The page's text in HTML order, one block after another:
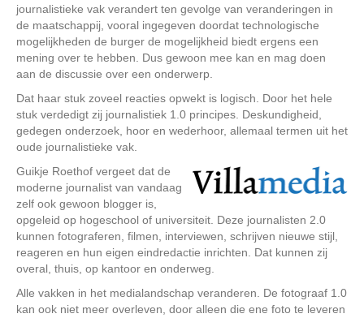
journalistieke vak verandert ten gevolge van veranderingen in
de maatschappij, vooral ingegeven doordat technologische
mogelijkheden de burger de mogelijkheid biedt ergens een
mening over te hebben. Dus gewoon mee kan en mag doen
aan de discussie over een onderwerp.
Dat haar stuk zoveel reacties opwekt is logisch. Door het hele
stuk verdedigt zij journalistiek 1.0 principes. Deskundigheid,
gedegen onderzoek, hoor en wederhoor, allemaal termen uit het
oude journalistieke vak.
Guikje Roethof vergeet dat de
moderne journalist van vandaag
zelf ook gewoon blogger is,
opgeleid op hogeschool of universiteit. Deze journalisten 2.0
kunnen fotograferen, filmen, interviewen, schrijven nieuwe stijl,
reageren en hun eigen eindredactie inrichten. Dat kunnen zij
overal, thuis, op kantoor en onderweg.
Alle vakken in het medialandschap veranderen. De fotograaf 1.0
kan ook niet meer overleven, door alleen die ene foto te leveren